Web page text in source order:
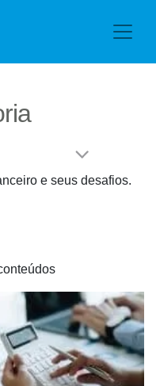
e seus desafios.